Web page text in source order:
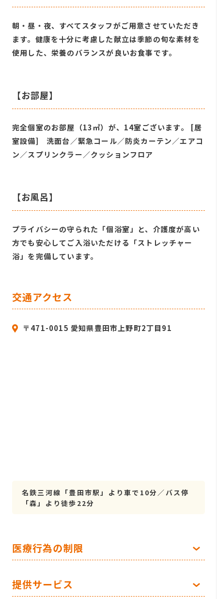
朝・昼・夜、すべてスタッフがご用意させていただき
ます。健康を十分に考慮した献立は季節の旬な素材を
使用した、栄養のバランスが良いお食事です。
【お部屋】
完全個室のお部屋（13㎡）が、14室ございます。 [居
室設備] 洗面台／緊急コール／防炎カーテン／エアコ
ン／スプリンクラー／クッションフロア
【お風呂】
プライバシーの守られた「個浴室」と、介護度が高い
方でも安心してご入浴いただける「ストレッチャー
浴」を完備しています。
交通アクセス
〒471-0015 愛知県豊田市上野町2丁目91
名鉄三河線「豊田市駅」より車で10分／バス停
「森」より徒歩22分
医療行為の制限
提供サービス